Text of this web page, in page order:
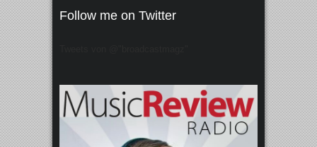
Follow me on Twitter